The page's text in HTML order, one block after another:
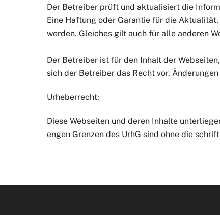
Der Betreiber prüft und aktualisiert die
Eine Haftung oder Garantie für die
werden. Gleiches gilt auch für alle anderen
Der Betreiber ist für den Inhalt der
sich der Betreiber das Recht vor,
Urheberrecht:
Diese Webseiten und deren Inhalte
engen Grenzen des UrhG sind ohne die